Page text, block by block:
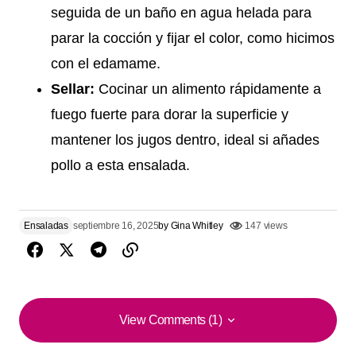
seguida de un baño en agua helada para
parar la cocción y fijar el color, como hicimos
con el edamame.
Sellar: Cocinar un alimento rápidamente a
fuego fuerte para dorar la superficie y
mantener los jugos dentro, ideal si añades
pollo a esta ensalada.
Ensaladas septiembre 16, 2025by Gina Whitley 147 views
View Comments (1)
View Comments (1)